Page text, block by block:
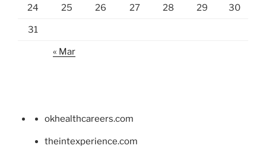
24 25 26 27 28 29 30
31
« Mar
okhealthcareers.com
theintexperience.com